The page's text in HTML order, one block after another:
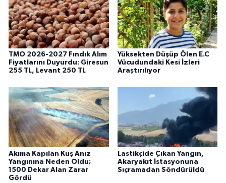
TMO 2026-2027 Fındık Alım
Fiyatlarını Duyurdu: Giresun
255 TL, Levant 250 TL
Yüksekten Düşüp Ölen E.C
Vücudundaki Kesi İzleri
Araştırılıyor
Akıma Kapılan Kuş Anız
Yangınına Neden Oldu;
1500 Dekar Alan Zarar
Gördü
Lastikçide Çıkan Yangın,
Akaryakıt İstasyonuna
Sıçramadan Söndürüldü